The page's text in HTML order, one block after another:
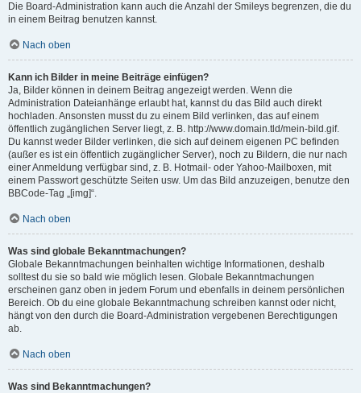
Die Board-Administration kann auch die Anzahl der Smileys begrenzen, die du
in einem Beitrag benutzen kannst.
Nach oben
Kann ich Bilder in meine Beiträge einfügen?
Ja, Bilder können in deinem Beitrag angezeigt werden. Wenn die
Administration Dateianhänge erlaubt hat, kannst du das Bild auch direkt
hochladen. Ansonsten musst du zu einem Bild verlinken, das auf einem
öffentlich zugänglichen Server liegt, z. B. http://www.domain.tld/mein-bild.gif.
Du kannst weder Bilder verlinken, die sich auf deinem eigenen PC befinden
(außer es ist ein öffentlich zugänglicher Server), noch zu Bildern, die nur nach
einer Anmeldung verfügbar sind, z. B. Hotmail- oder Yahoo-Mailboxen, mit
einem Passwort geschützte Seiten usw. Um das Bild anzuzeigen, benutze den
BBCode-Tag „[img]“.
Nach oben
Was sind globale Bekanntmachungen?
Globale Bekanntmachungen beinhalten wichtige Informationen, deshalb
solltest du sie so bald wie möglich lesen. Globale Bekanntmachungen
erscheinen ganz oben in jedem Forum und ebenfalls in deinem persönlichen
Bereich. Ob du eine globale Bekanntmachung schreiben kannst oder nicht,
hängt von den durch die Board-Administration vergebenen Berechtigungen
ab.
Nach oben
Was sind Bekanntmachungen?